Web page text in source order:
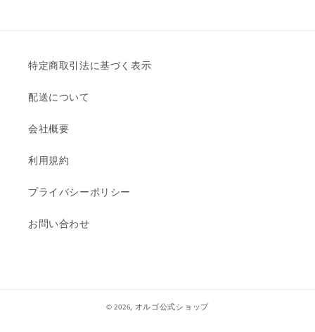
特定商取引法に基づく表示
配送について
会社概要
利用規約
プライバシーポリシー
お問い合わせ
© 2026, オルゴ公式ショップ